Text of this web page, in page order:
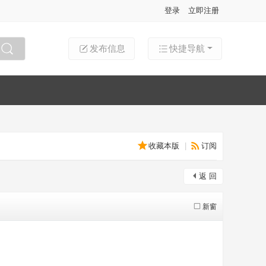
登录 立即注册
快捷导航
发布信息
收藏本版 订阅
返 回
新窗